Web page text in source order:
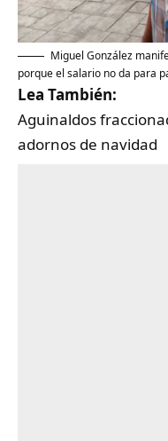
Miguel González
porque el salario no da para
Lea También:
Aguinaldos
adornos de navidad